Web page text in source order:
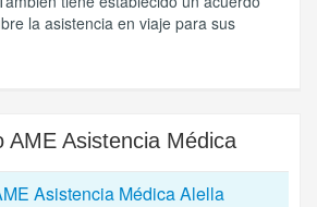
la asistencia en viaje para sus
AME Asistencia Médica
Asistencia Médica Alella